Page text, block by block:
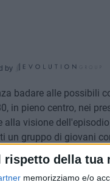
rispetto della tua
memorizziamo e/o
by
badare alle possibili
in pieno centro, nei
visione
un gruppo di giovani
si è difeso
lì vicina.